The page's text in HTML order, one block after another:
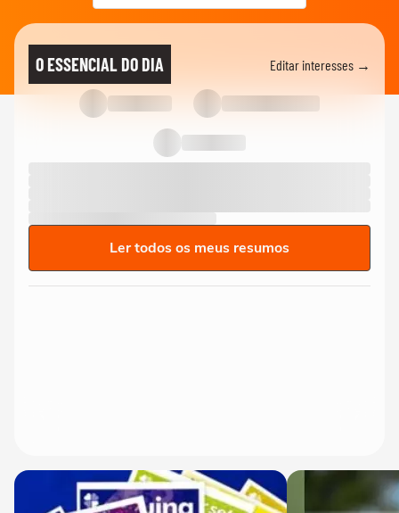
O ESSENCIAL DO DIA Editar interesses →
Ler todos os meus resumos